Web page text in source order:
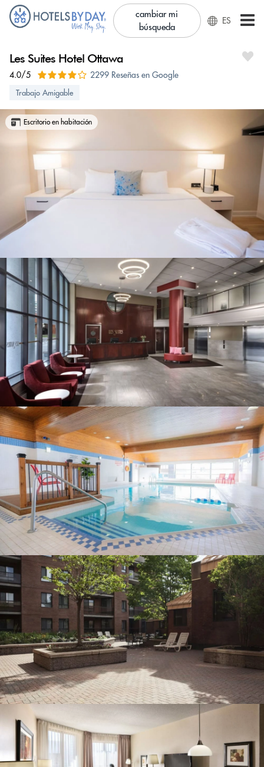
cambiar mi
búsqueda
ES
Les Suites Hotel Ottawa
4.0/5 2299 Reseñas en Google
Trabajo Amigable
Escritorio en habitación